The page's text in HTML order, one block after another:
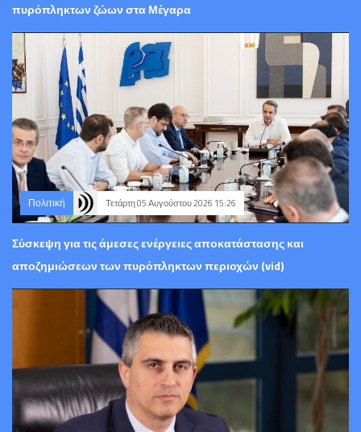
πυρόπληκτων ζώων στα Μέγαρα
Πολιτική Τετάρτη 05 Αυγούστου 2026 15:26
Σύσκεψη για τις άμεσες ενέργειες αποκατάστασης και
αποζημιώσεων των πυρόπληκτων περιοχών (vid)